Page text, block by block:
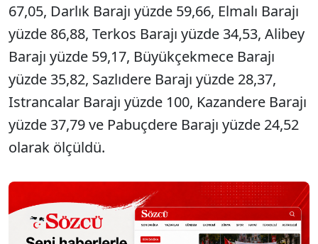
67,05, Darlık Barajı yüzde 59,66, Elmalı Barajı
yüzde 86,88, Terkos Barajı yüzde 34,53, Alibey
Barajı yüzde 59,17, Büyükçekmece Barajı
yüzde 35,82, Sazlıdere Barajı yüzde 28,37,
Istrancalar Barajı yüzde 100, Kazandere Barajı
yüzde 37,79 ve Pabuçdere Barajı yüzde 24,52
olarak ölçüldü.